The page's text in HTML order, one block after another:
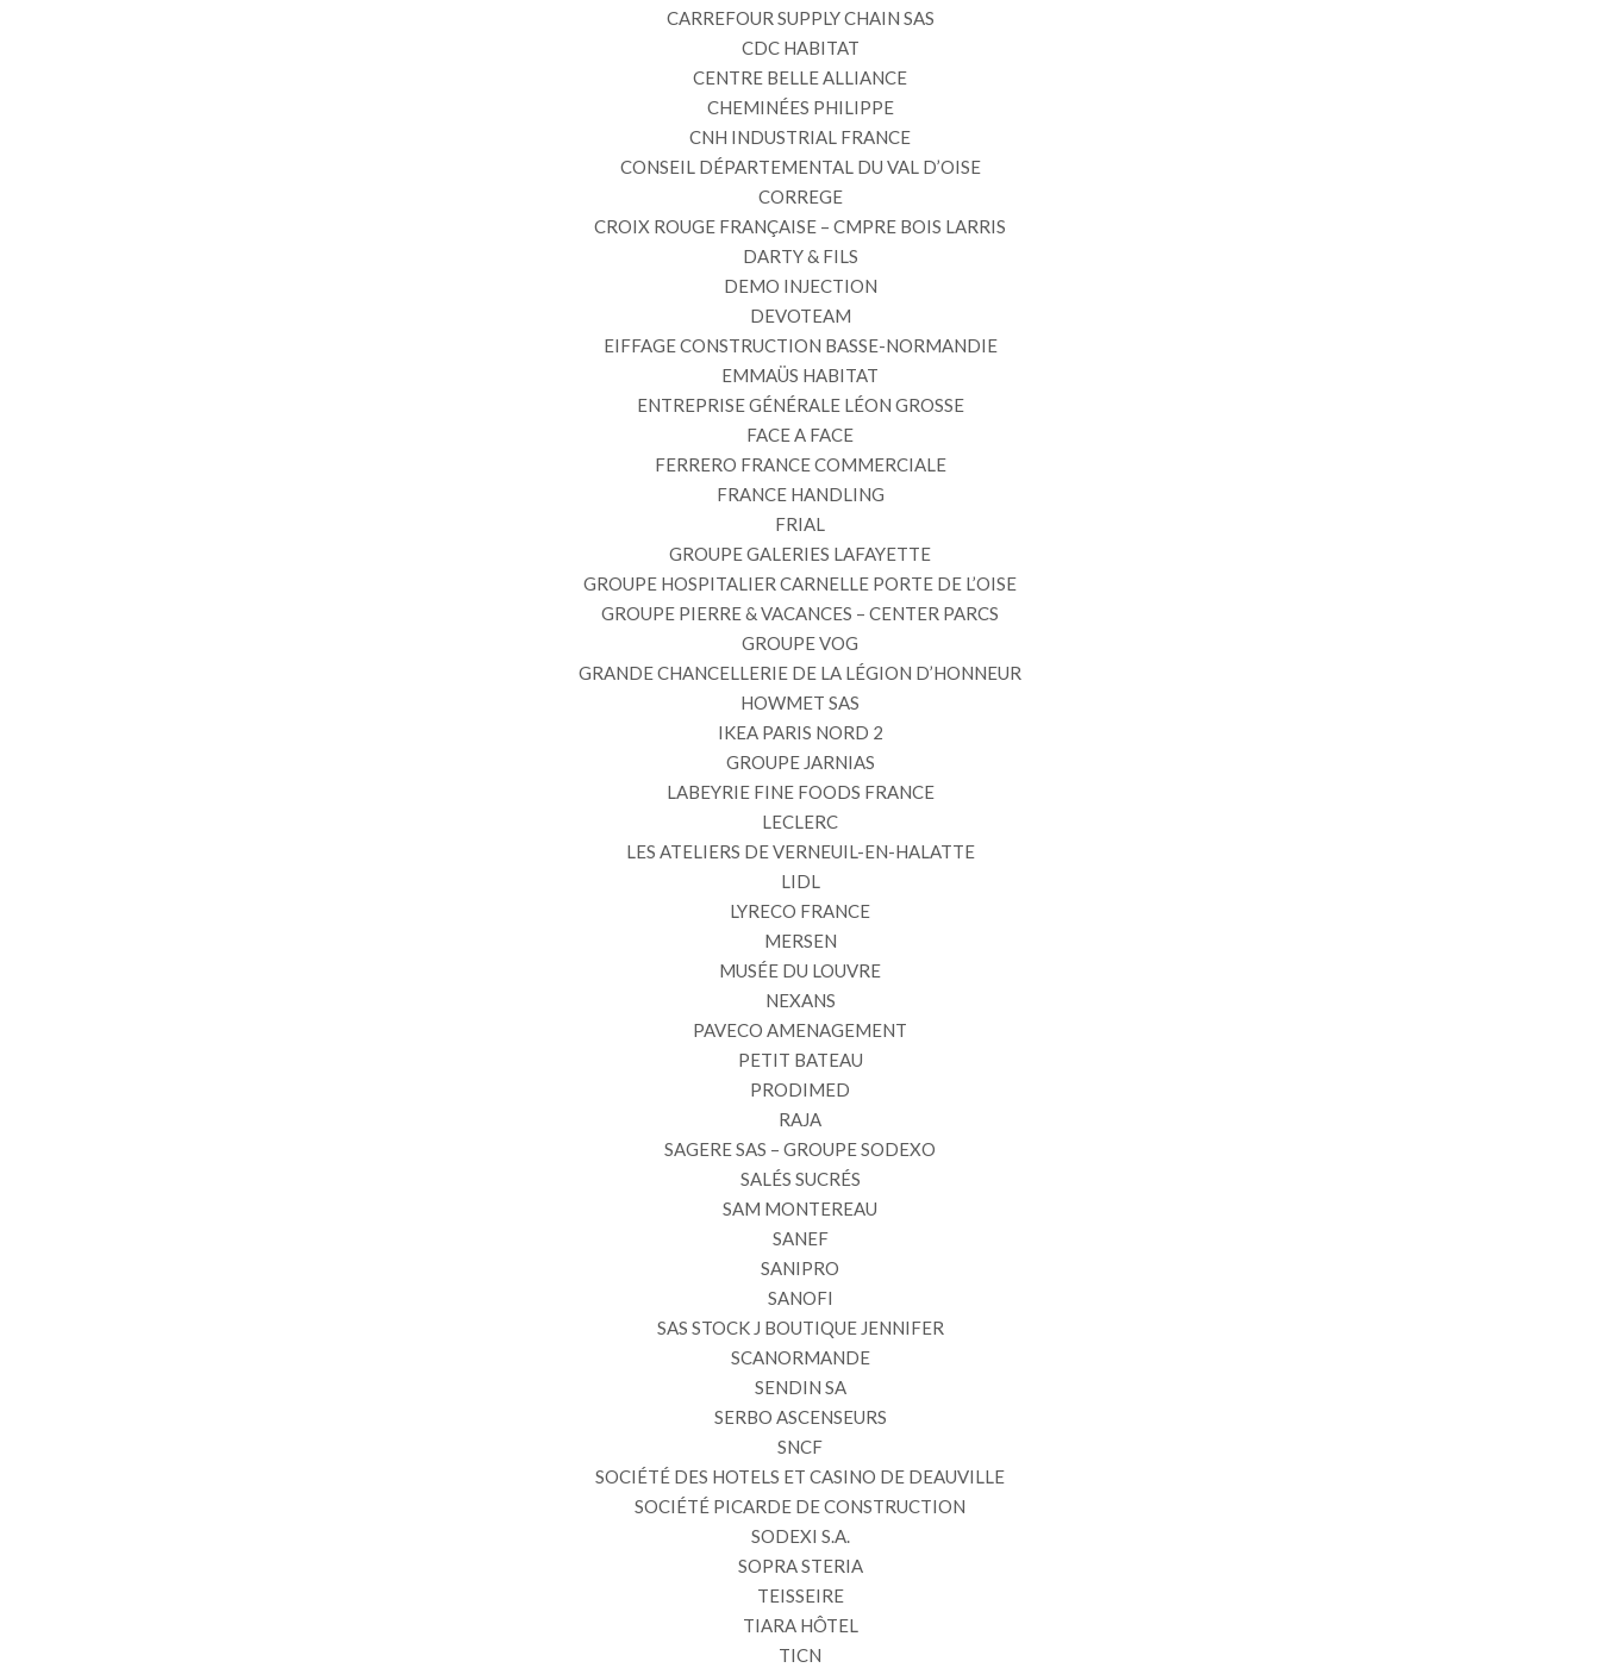
CARREFOUR SUPPLY CHAIN SAS
CDC HABITAT
CENTRE BELLE ALLIANCE
CHEMINÉES PHILIPPE
CNH INDUSTRIAL FRANCE
CONSEIL DÉPARTEMENTAL DU VAL D’OISE
CORREGE
CROIX ROUGE FRANÇAISE – CMPRE BOIS LARRIS
DARTY & FILS
DEMO INJECTION
DEVOTEAM
EIFFAGE CONSTRUCTION BASSE-NORMANDIE
EMMAÜS HABITAT
ENTREPRISE GÉNÉRALE LÉON GROSSE
FACE A FACE
FERRERO FRANCE COMMERCIALE
FRANCE HANDLING
FRIAL
GROUPE GALERIES LAFAYETTE
GROUPE HOSPITALIER CARNELLE PORTE DE L’OISE
GROUPE PIERRE & VACANCES – CENTER PARCS
GROUPE VOG
GRANDE CHANCELLERIE DE LA LÉGION D’HONNEUR
HOWMET SAS
IKEA PARIS NORD 2
GROUPE JARNIAS
LABEYRIE FINE FOODS FRANCE
LECLERC
LES ATELIERS DE VERNEUIL-EN-HALATTE
LIDL
LYRECO FRANCE
MERSEN
MUSÉE DU LOUVRE
NEXANS
PAVECO AMENAGEMENT
PETIT BATEAU
PRODIMED
RAJA
SAGERE SAS – GROUPE SODEXO
SALÉS SUCRÉS
SAM MONTEREAU
SANEF
SANIPRO
SANOFI
SAS STOCK J BOUTIQUE JENNIFER
SCANORMANDE
SENDIN SA
SERBO ASCENSEURS
SNCF
SOCIÉTÉ DES HOTELS ET CASINO DE DEAUVILLE
SOCIÉTÉ PICARDE DE CONSTRUCTION
SODEXI S.A.
SOPRA STERIA
TEISSEIRE
TIARA HÔTEL
TICN